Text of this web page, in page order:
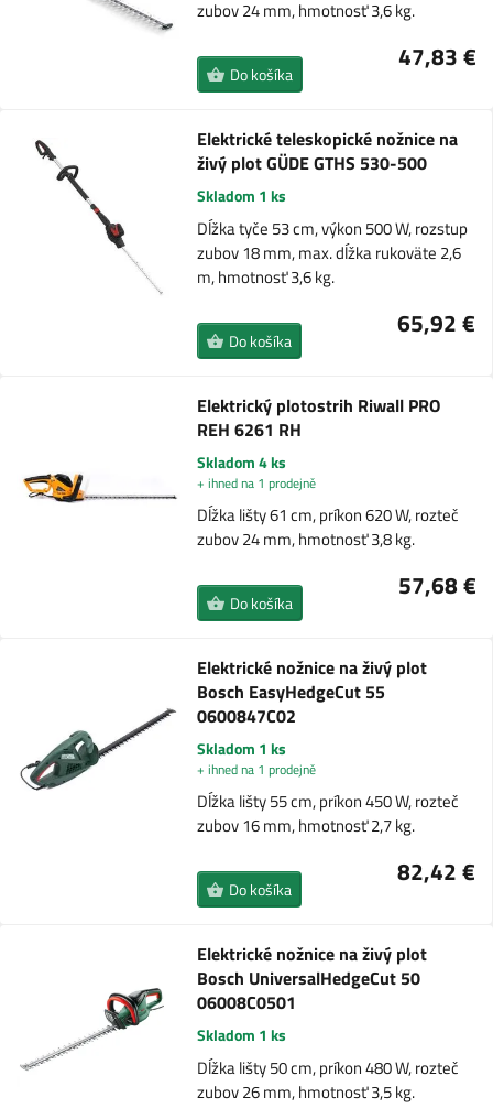
zubov 24 mm, hmotnosť 3,6 kg.
47,83 €
Do košíka
Elektrické teleskopické nožnice na
živý plot GÜDE GTHS 530-500
Skladom 1 ks
Dĺžka tyče 53 cm, výkon 500 W, rozstup
zubov 18 mm, max. dĺžka rukoväte 2,6
m, hmotnosť 3,6 kg.
65,92 €
Do košíka
Elektrický plotostrih Riwall PRO
REH 6261 RH
Skladom 4 ks
+ ihned na 1 prodejně
Dĺžka lišty 61 cm, príkon 620 W, rozteč
zubov 24 mm, hmotnosť 3,8 kg.
57,68 €
Do košíka
Elektrické nožnice na živý plot
Bosch EasyHedgeCut 55
0600847C02
Skladom 1 ks
+ ihned na 1 prodejně
Dĺžka lišty 55 cm, príkon 450 W, rozteč
zubov 16 mm, hmotnosť 2,7 kg.
82,42 €
Do košíka
Elektrické nožnice na živý plot
Bosch UniversalHedgeCut 50
06008C0501
Skladom 1 ks
Dĺžka lišty 50 cm, príkon 480 W, rozteč
zubov 26 mm, hmotnosť 3,5 kg.